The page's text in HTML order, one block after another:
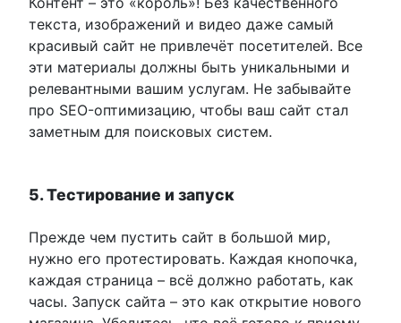
текста, изображений и видео даже самый
красивый сайт не привлечёт посетителей. Все
эти материалы должны быть уникальными и
релевантными вашим услугам. Не забывайте
про SEO-оптимизацию, чтобы ваш сайт стал
заметным для поисковых систем.
5. Тестирование и запуск
Прежде чем пустить сайт в большой мир,
нужно его протестировать. Каждая кнопочка,
каждая страница – всё должно работать, как
часы. Запуск сайта – это как открытие нового